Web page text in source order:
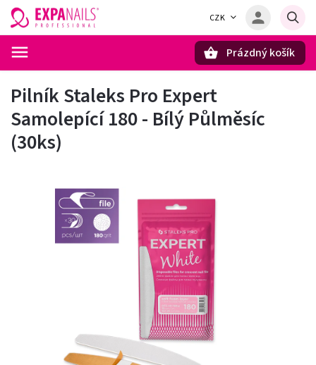
CZK
Prázdný košík
Pilník Staleks Pro Expert
Samolepící 180 - Bílý Půlměsíc
(30ks)